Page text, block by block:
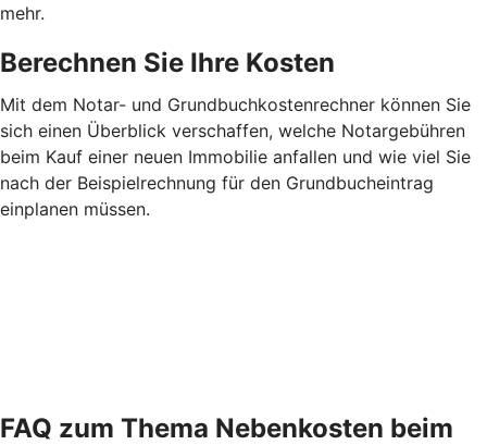
mehr.
Berechnen Sie Ihre Kosten
Mit dem Notar- und Grundbuchkostenrechner können Sie
sich einen Überblick verschaffen, welche Notargebühren
beim Kauf einer neuen Immobilie anfallen und wie viel Sie
nach der Beispielrechnung für den Grundbucheintrag
einplanen müssen.
FAQ zum Thema Nebenkosten beim